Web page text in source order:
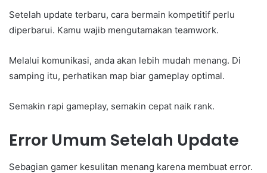
Setelah update terbaru, cara bermain kompetitif perlu
diperbarui. Kamu wajib mengutamakan teamwork.
Melalui komunikasi, anda akan lebih mudah menang. Di
samping itu, perhatikan map biar gameplay optimal.
Semakin rapi gameplay, semakin cepat naik rank.
Error Umum Setelah Update
Sebagian gamer kesulitan menang karena membuat error.